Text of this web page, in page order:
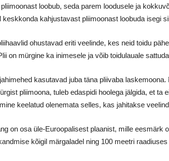
loobub, seda parem loodusele ja
keskkonda kahjustavast pliimoonast loobuda isegi
ohustavad eriti veelinde, kes neid toidu
on mürgine ka inimesele ja võib toidulauale
kasutavad juba täna pliivaba
pliimoona, tuleb edaspidi hoolega jälgida, et
keelatud olenemata selles, kas jahitakse
on osa üle-Euroopalisest plaanist, mille
kõigil märgaladel ning 100 meetri